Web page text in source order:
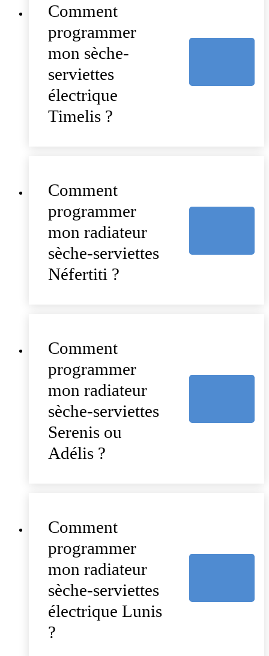
Comment
programmer
mon sèche-
serviettes
électrique
Timelis ?
Comment
programmer
mon radiateur
sèche-serviettes
Néfertiti ?
Comment
programmer
mon radiateur
sèche-serviettes
Serenis ou
Adélis ?
Comment
programmer
mon radiateur
sèche-serviettes
électrique Lunis
?